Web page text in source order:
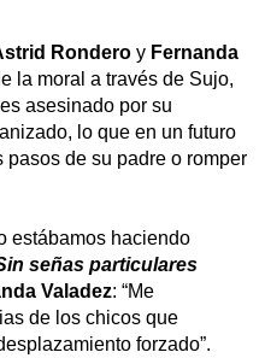
Rondero y Fernanda
la moral a través de Sujo,
asesinado por su
lo que en un futuro
pasos de su padre o romper
estábamos haciendo
señas particulares
Valadez: “Me
de los chicos que
forzado”.